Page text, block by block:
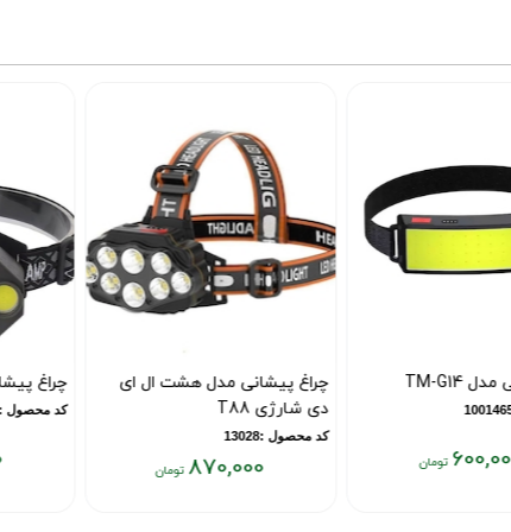
چراغ پیشانی مدل هشت ال ای
چراغ پیشانی 8 لامپی مدل H08